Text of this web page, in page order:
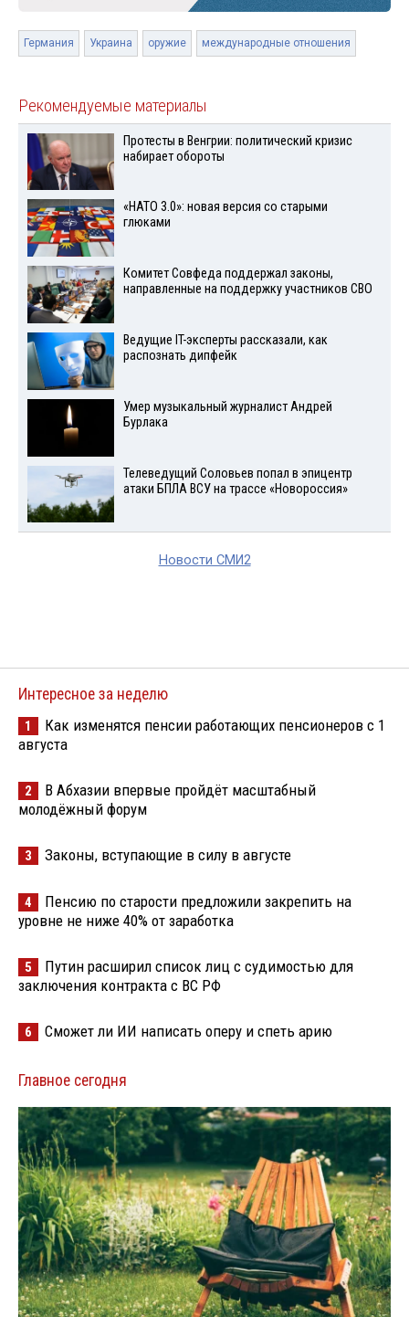
Германия Украина оружие международные отношения
Рекомендуемые материалы
Протесты в Венгрии: политический кризис
набирает обороты
«НАТО 3.0»: новая версия со старыми
глюками
Комитет Совфеда поддержал законы,
направленные на поддержку участников СВО
Ведущие IT-эксперты рассказали, как
распознать дипфейк
Умер музыкальный журналист Андрей
Бурлака
Телеведущий Соловьев попал в эпицентр
атаки БПЛА ВСУ на трассе «Новороссия»
Новости СМИ2
Интересное за неделю
1
Как изменятся пенсии работающих пенсионеров с 1
августа
2
В Абхазии впервые пройдёт масштабный
молодёжный форум
3 Законы, вступающие в силу в августе
4
Пенсию по старости предложили закрепить на
уровне не ниже 40% от заработка
5
Путин расширил список лиц с судимостью для
заключения контракта с ВС РФ
6 Сможет ли ИИ написать оперу и спеть арию
Главное сегодня